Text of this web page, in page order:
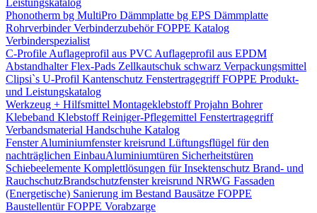
Leistungskatalog
Phonotherm bg MultiPro Dämmplatte bg EPS Dämmplatte
Rohrverbinder Verbinderzubehör FOPPE Katalog
Verbinderspezialist
C-Profile Auflageprofil aus PVC Auflageprofil aus EPDM
Abstandhalter Flex-Pads Zellkautschuk schwarz Verpackungsmittel
Clipsi`s U-Profil Kantenschutz Fenstertragegriff FOPPE Produkt-
und Leistungskatalog
Werkzeug + Hilfsmittel Montageklebstoff Projahn Bohrer
Klebeband Klebstoff Reiniger-Pflegemittel Fenstertragegriff
Verbandsmaterial Handschuhe Katalog
Fenster Aluminiumfenster kreisrund Lüftungsflügel für den
nachträglichen Einbau​Aluminiumtüren Sicherheitstüren
Schiebeelemente Komplettlösungen für Insektenschutz Brand- und
Rauchschutz​Brandschutzfenster kreisrund NRWG Fassaden
(Energetische) Sanierung im Bestand Bausätze FOPPE
Baustellentür FOPPE Vorabzarge